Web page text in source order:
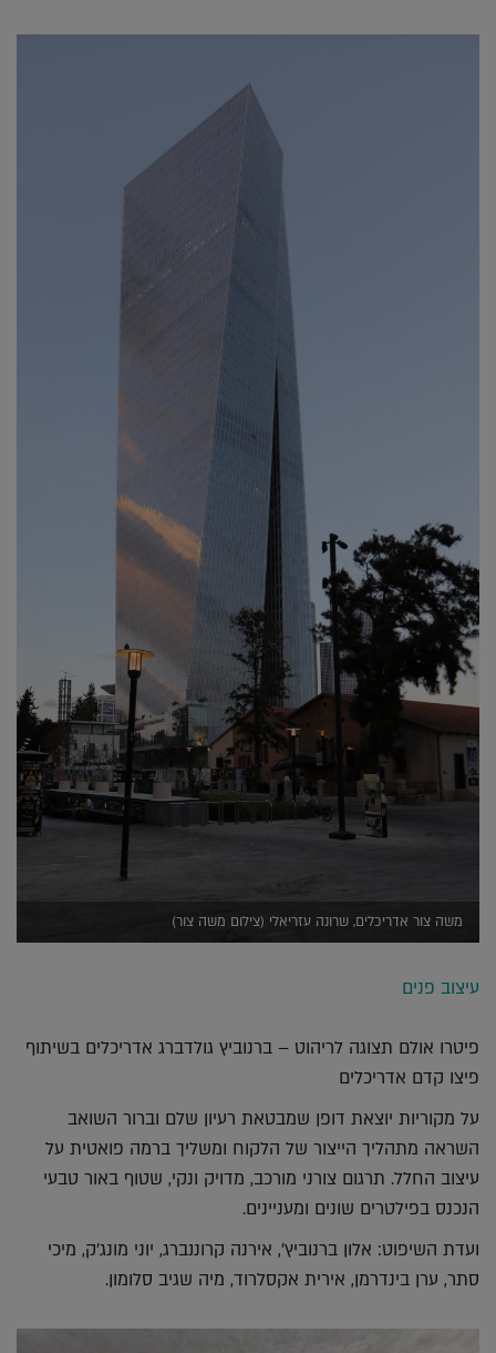
משה צור אדריכלים, שרונה עזריאלי (צילום משה צור)
עיצוב פנים
פיטרו אולם תצוגה לריהוט – ברנוביץ גולדברג אדריכלים בשיתוף
פיצו קדם אדריכלים
על מקוריות יוצאת דופן שמבטאת רעיון שלם וברור השואב
השראה מתהליך הייצור של הלקוח ומשליך ברמה פואטית על
עיצוב החלל. תרגום צורני מורכב, מדויק ונקי, שטוף באור טבעי
הנכנס בפילטרים שונים ומעניינים.
ועדת השיפוט: אלון ברנוביץ׳, אירנה קרוננברג, יוני מונג'ק, מיכי
סתר, ערן בינדרמן, אירית אקסלרוד, מיה שגיב סלומון.